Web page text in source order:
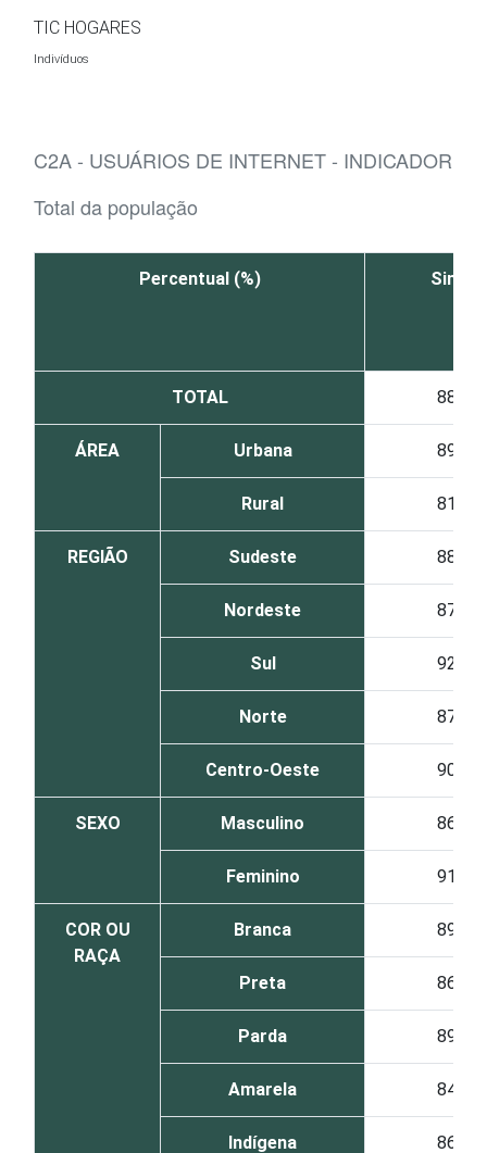
TIC HOGARES
Indivíduos
C2A - USUÁRIOS DE INTERNET - INDICADOR
Total da população
Percentual (%) Sim
TOTAL 88
ÁREA Urbana 89
Rural 81
REGIÃO Sudeste 88
Nordeste 87
Sul 92
Norte 87
Centro-Oeste 90
SEXO Masculino 86
Feminino 91
COR OU
RAÇA
Branca 89
Preta 86
Parda 89
Amarela 84
Indígena 86